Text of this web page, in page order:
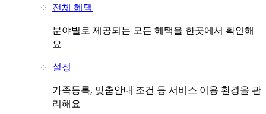
전체 혜택
분야별로 제공되는 모든 혜택을 한곳에서 확인해
요
설정
가족등록, 맞춤안내 조건 등 서비스 이용 환경을 관
리해요